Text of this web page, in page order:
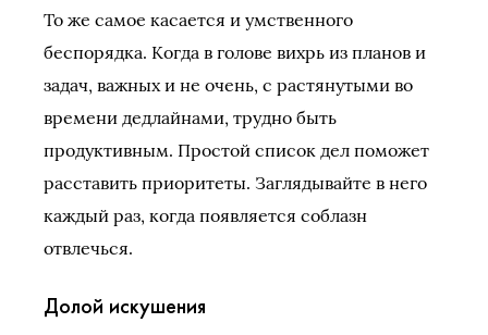
То же самое касается и умственного
беспорядка. Когда в голове вихрь из планов и
задач, важных и не очень, с растянутыми во
времени дедлайнами, трудно быть
продуктивным. Простой список дел поможет
расставить приоритеты. Заглядывайте в него
каждый раз, когда появляется соблазн
отвлечься.
Долой искушения